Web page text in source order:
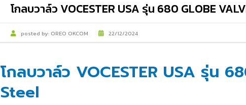
โกลบวาล์ว VOCESTER USA รุ่น 680 GLOBE
posted by: OREO OKCOM 22/12/2024
โกลบวาล์ว VOCESTER USA รุ่น
Steel